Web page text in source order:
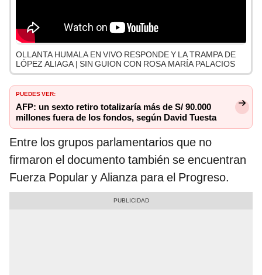
OLLANTA HUMALA EN VIVO RESPONDE Y LA TRAMPA DE
LÓPEZ ALIAGA | SIN GUION CON ROSA MARÍA PALACIOS
PUEDES VER:
AFP: un sexto retiro totalizaría más de S/ 90.000
millones fuera de los fondos, según David Tuesta
Entre los grupos parlamentarios que no
firmaron el documento también se encuentran
Fuerza Popular y Alianza para el Progreso.